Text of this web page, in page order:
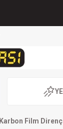
Karbon Film Direnç